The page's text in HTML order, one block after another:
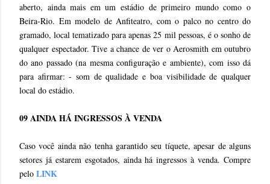
aberto, ainda mais em um estádio de primeiro mundo como o
Beira-Rio. Em modelo de Anfiteatro, com o palco no centro do
gramado, local tematizado para apenas 25 mil pessoas, é o sonho de
qualquer espectador. Tive a chance de ver o Aerosmith em outubro
do ano passado (na mesma configuração e ambiente), com isso dá
para afirmar: - som de qualidade e boa visibilidade de qualquer
local do estádio.
09 AINDA HÁ INGRESSOS À VENDA
Caso você ainda não tenha garantido seu tíquete, apesar de alguns
setores já estarem esgotados, ainda há ingressos à venda. Compre
pelo LINK